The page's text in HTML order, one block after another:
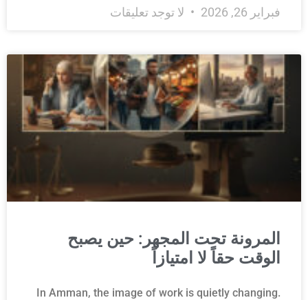
فبراير 26, 2026 لا توجد تعليقات
المرونة تحت المجهر: حين يصبح
الوقت حقاً لا امتيازاً
In Amman, the image of work is quietly changing.